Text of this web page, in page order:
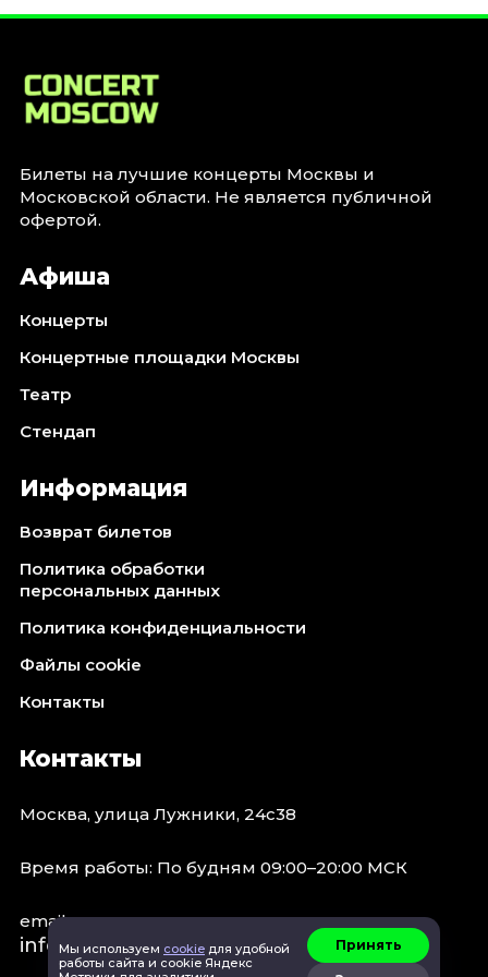
Август 2026
Сентябрь 2026
Ноябрь 2026
Декабрь 2026
Август 2026
Декабрь 2026
Январь 2027
Экскурсии
Октябрь 2026
Спорт
Август 2026
Октябрь 2026
Январь 2027
Площадки
Билеты на лучшие концерты Москвы и
Московской области. Не является публичной
офертой.
Афиша
Концерты
Концертные площадки Москвы
Театр
Стендап
Информация
Возврат билетов
Политика обработки
персональных данных
Политика конфиденциальности
Файлы cookie
Контакты
Контакты
Москва, улица Лужники, 24с38
Время работы: По будням 09:00–20:00 МСК
email:
info@concert.moscow
Мы используем cookie для удобной
работы сайта и cookie Яндекс
Принять